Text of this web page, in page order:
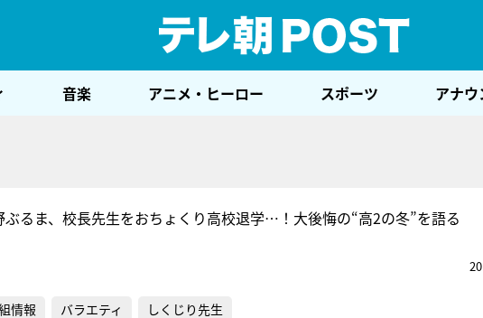
音楽 アニメ・ヒーロー スポーツ アナウ
ぶるま、校長先生をおちょくり高校退学…！大後悔の“高2の冬”を語る
情報 バラエティ しくじり先生